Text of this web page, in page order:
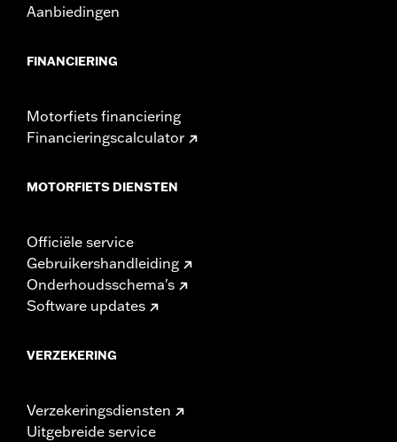
Aanbiedingen
FINANCIERING
Motorfiets financiering
Financieringscalculator
MOTORFIETS DIENSTEN
Officiële service
Gebruikershandleiding
Onderhoudsschema's
Software updates
VERZEKERING
Verzekeringsdiensten
Uitgebreide service